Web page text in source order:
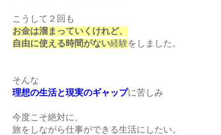
こうして２回も
お金は溜まっていくけれど、
自由に使える時間がない経験をしました。
そんな
理想の生活と現実のギャップに苦しみ
今度こそ絶対に、
旅をしながら仕事ができる生活にしたい。